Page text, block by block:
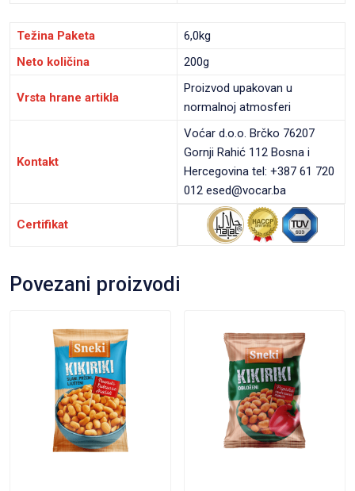
Težina Paketa
6,0kg
Neto količina
200g
Vrsta hrane artikla
Proizvod upakovan u
normalnoj atmosferi
Kontakt
Voćar d.o.o. Brčko 76207
Gornji Rahić 112 Bosna i
Hercegovina tel: +387 61 720
012 esed@vocar.ba
Certifikat
Povezani proizvodi
VIEW PRODUCT